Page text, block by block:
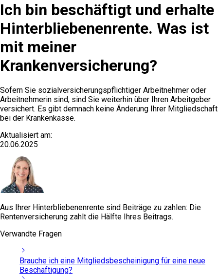
Ich bin beschäftigt und erhalte
Hinterbliebenenrente. Was ist
mit meiner
Krankenversicherung?
Sofern Sie sozialversicherungspflichtiger Arbeitnehmer oder
Arbeitnehmerin sind, sind Sie weiterhin über Ihren Arbeitgeber
versichert. Es gibt demnach keine Änderung Ihrer Mitgliedschaft
bei der Krankenkasse.
Aktualisiert am:
20.06.2025
Aus Ihrer Hinterbliebenenrente sind Beiträge zu zahlen: Die
Rentenversicherung zahlt die Hälfte Ihres Beitrags.
Verwandte Fragen
Brauche ich eine Mitgliedsbescheinigung für eine neue
Beschäftigung?